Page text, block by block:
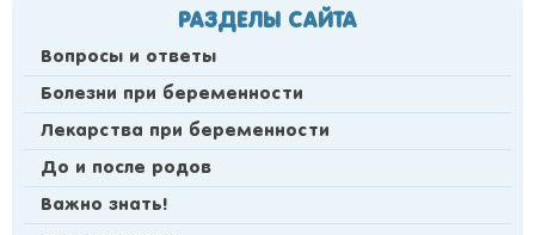
РАЗДЕЛЫ САЙТА
Вопросы и ответы
Болезни при беременности
Лекарства при беременности
До и после родов
Важно знать!